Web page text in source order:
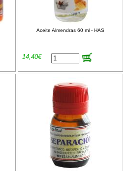
Aceite Almendras 60 ml - HAS
14,40€